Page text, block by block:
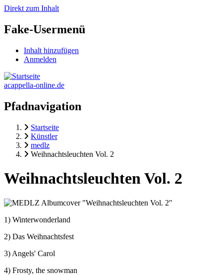
Direkt zum Inhalt
Fake-Usermenü
Inhalt hinzufügen
Anmelden
acappella-online.de
Pfadnavigation
Startseite
Künstler
medlz
Weihnachtsleuchten Vol. 2
Weihnachtsleuchten Vol. 2
1) Winterwonderland
2) Das Weihnachtsfest
3) Angels' Carol
4) Frosty, the snowman